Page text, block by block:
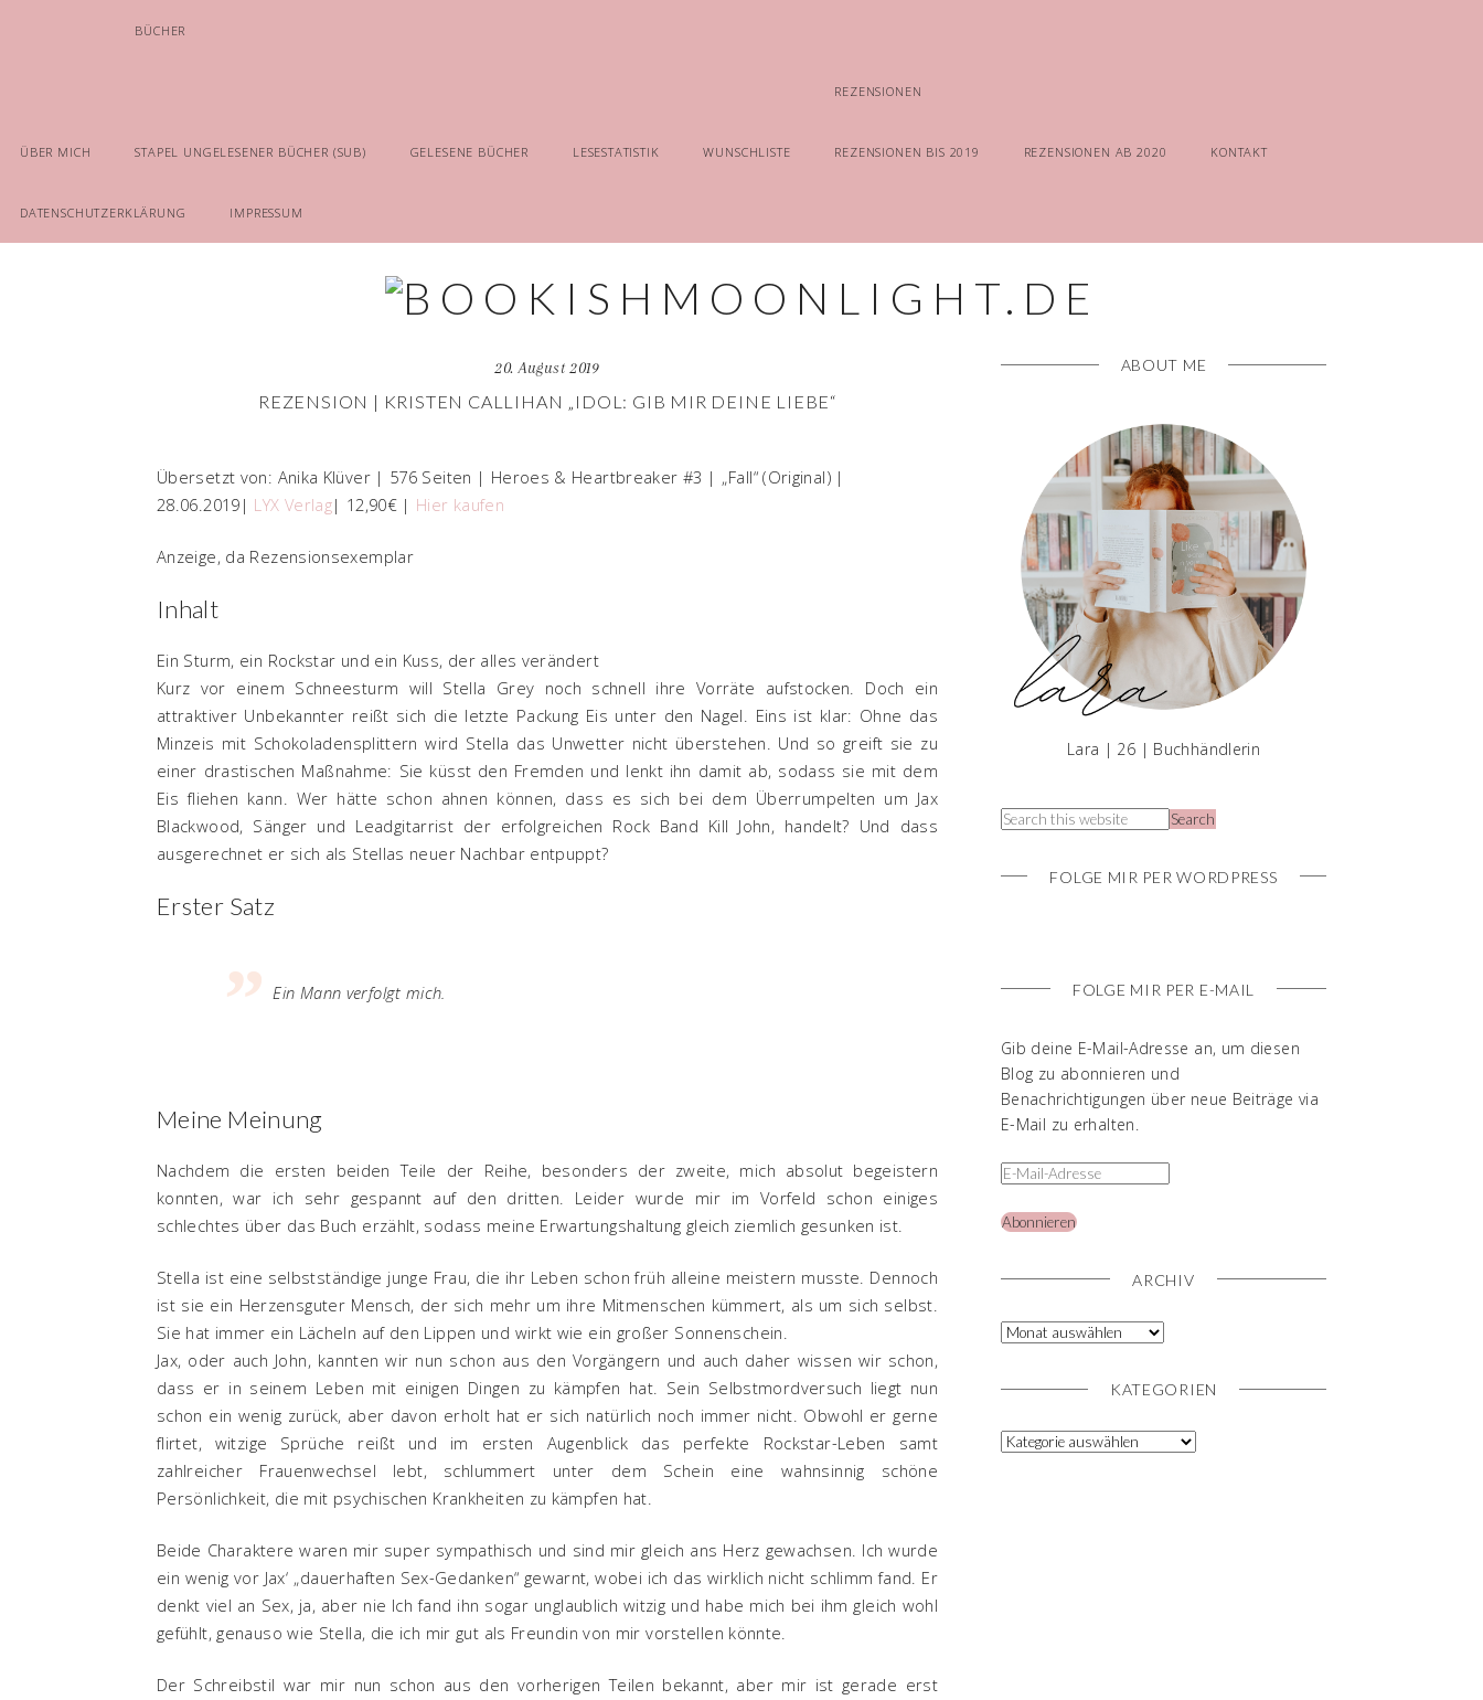
ÜBER MICH
BÜCHER
STAPEL UNGELESENER BÜCHER (SUB) GELESENE BÜCHER LESESTATISTIK WUNSCHLISTE
REZENSIONEN
REZENSIONEN BIS 2019 REZENSIONEN AB 2020 KONTAKT
DATENSCHUTZERKLÄRUNG IMPRESSUM
20. August 2019
REZENSION | KRISTEN CALLIHAN „IDOL: GIB MIR DEINE LIEBE“
Übersetzt von: Anika Klüver | 576 Seiten | Heroes & Heartbreaker #3 | „Fall“ (Original) |
28.06.2019| LYX Verlag| 12,90€ | Hier kaufen
Anzeige, da Rezensionsexemplar
Inhalt
Ein Sturm, ein Rockstar und ein Kuss, der alles verändert
Kurz vor einem Schneesturm will Stella Grey noch schnell ihre Vorräte aufstocken. Doch ein
attraktiver Unbekannter reißt sich die letzte Packung Eis unter den Nagel. Eins ist klar: Ohne das
Minzeis mit Schokoladensplittern wird Stella das Unwetter nicht überstehen. Und so greift sie zu
einer drastischen Maßnahme: Sie küsst den Fremden und lenkt ihn damit ab, sodass sie mit dem
Eis fliehen kann. Wer hätte schon ahnen können, dass es sich bei dem Überrumpelten um Jax
Blackwood, Sänger und Leadgitarrist der erfolgreichen Rock Band Kill John, handelt? Und dass
ausgerechnet er sich als Stellas neuer Nachbar entpuppt?
Erster Satz
Ein Mann verfolgt mich.
Meine Meinung
Nachdem die ersten beiden Teile der Reihe, besonders der zweite, mich absolut begeistern
konnten, war ich sehr gespannt auf den dritten. Leider wurde mir im Vorfeld schon einiges
schlechtes über das Buch erzählt, sodass meine Erwartungshaltung gleich ziemlich gesunken ist.
Stella ist eine selbstständige junge Frau, die ihr Leben schon früh alleine meistern musste. Dennoch
ist sie ein Herzensguter Mensch, der sich mehr um ihre Mitmenschen kümmert, als um sich selbst.
Sie hat immer ein Lächeln auf den Lippen und wirkt wie ein großer Sonnenschein.
Jax, oder auch John, kannten wir nun schon aus den Vorgängern und auch daher wissen wir schon,
dass er in seinem Leben mit einigen Dingen zu kämpfen hat. Sein Selbstmordversuch liegt nun
schon ein wenig zurück, aber davon erholt hat er sich natürlich noch immer nicht. Obwohl er gerne
flirtet, witzige Sprüche reißt und im ersten Augenblick das perfekte Rockstar-Leben samt
zahlreicher Frauenwechsel lebt, schlummert unter dem Schein eine wahnsinnig schöne
Persönlichkeit, die mit psychischen Krankheiten zu kämpfen hat.
Beide Charaktere waren mir super sympathisch und sind mir gleich ans Herz gewachsen. Ich wurde
ein wenig vor Jax‘ „dauerhaften Sex-Gedanken“ gewarnt, wobei ich das wirklich nicht schlimm fand. Er
denkt viel an Sex, ja, aber nie Ich fand ihn sogar unglaublich witzig und habe mich bei ihm gleich wohl
gefühlt, genauso wie Stella, die ich mir gut als Freundin von mir vorstellen könnte.
Der Schreibstil war mir nun schon aus den vorherigen Teilen bekannt, aber mir ist gerade erst
ABOUT ME
Lara | 26 | Buchhändlerin
FOLGE MIR PER WORDPRESS
FOLGE MIR PER E-MAIL
Gib deine E-Mail-Adresse an, um diesen
Blog zu abonnieren und
Benachrichtigungen über neue Beiträge via
E-Mail zu erhalten.
Abonnieren
ARCHIV
KATEGORIEN